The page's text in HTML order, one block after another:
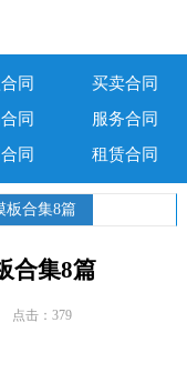
同
买卖合同
同
服务合同
同 租赁合同
板合集8篇
合集8篇
点击：379